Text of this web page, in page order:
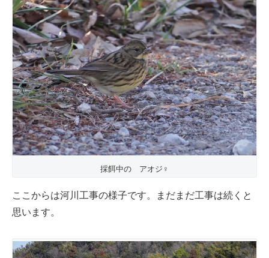
採餌中の アオジ♀
ここからは河川工事の様子です。まだまだ工事は続くと
思います。